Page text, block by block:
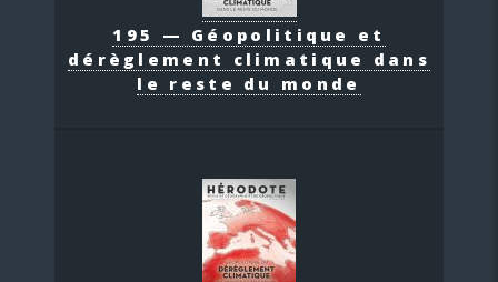
195 — Géopolitique et
dérèglement climatique dans
le reste du monde